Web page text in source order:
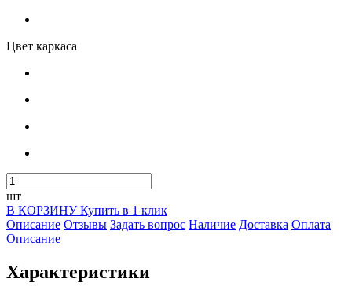
Цвет каркаса
шт
В КОРЗИНУКупить в 1 клик
Описание Отзывы Задать вопрос Наличие Доставка Оплата
Описание
Характеристики